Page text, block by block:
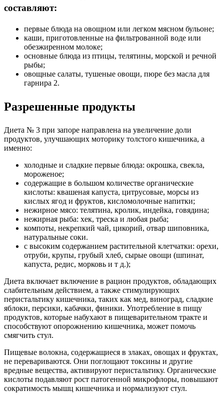
составляют:
первые блюда на овощном или легком мясном бульоне;
каши, приготовленные на фильтрованной воде или
обезжиренном молоке;
основные блюда из птицы, телятины, морской и речной
рыбы;
овощные салаты, тушеные овощи, пюре без масла для
гарнира 2.
Разрешенные продукты
Диета № 3 при запоре направлена ​​на увеличение доли
продуктов, улучшающих моторику толстого кишечника, а
именно:
холодные и сладкие первые блюда: окрошка, свекла,
мороженое;
содержащие в большом количестве органические
кислоты: квашеная капуста, цитрусовые, морсы из
кислых ягод и фруктов, кисломолочные напитки;
нежирное мясо: телятина, кролик, индейка, говядина;
нежирная рыба: хек, треска и любая рыба;
компоты, некрепкий чай, цикорий, отвар шиповника,
натуральные соки.
с высоким содержанием растительной клетчатки: орехи,
отруби, крупы, грубый хлеб, сырые овощи (шпинат,
капуста, редис, морковь и т д.);
Диета включает включение в рацион продуктов, обладающих
слабительным действием, а также стимулирующих
перистальтику кишечника, таких как мед, виноград, сладкие
яблоки, персики, кабачки, финики. Употребление в пищу
продуктов, которые набухают в пищеварительном тракте и
способствуют опорожнению кишечника, может помочь
смягчить стул.
Пищевые волокна, содержащиеся в злаках, овощах и фруктах,
не перевариваются. Они поглощают токсины и другие
вредные вещества, активируют перистальтику. Органические
кислоты подавляют рост патогенной микрофлоры, повышают
сократимость мышц кишечника и нормализуют стул.